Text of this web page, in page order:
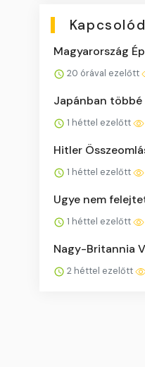
Magyarország
20 órával ezelőtt
Japánban többé
1 héttel ezelőtt
Hitler
1 héttel ezelőtt
Ugye nem
1 héttel ezelőtt
Nagy-Britannia
2 héttel ezelőtt